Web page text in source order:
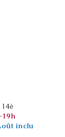
19h
inclu